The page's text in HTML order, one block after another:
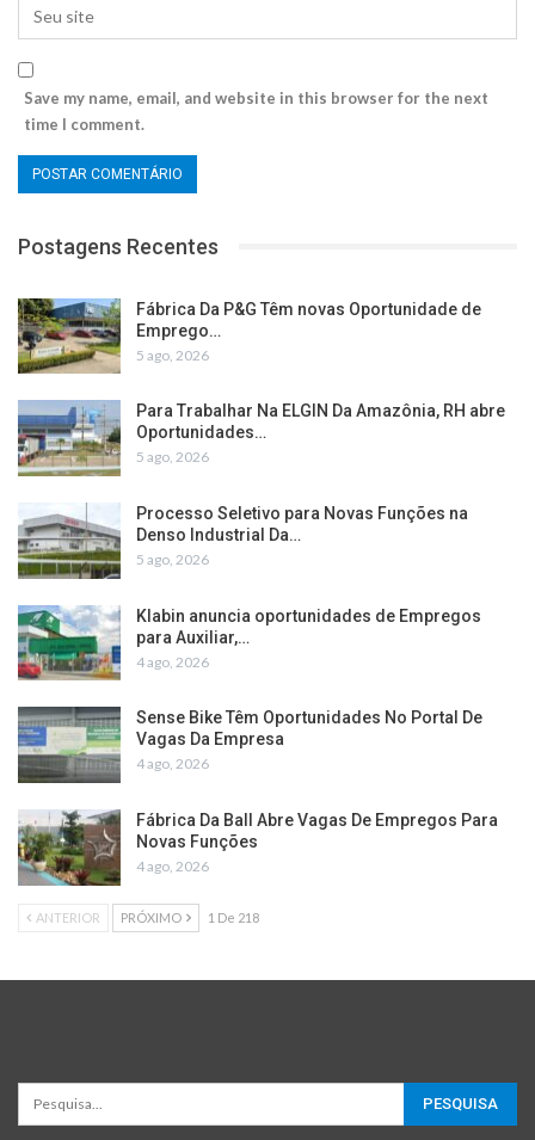
Save my name, email, and website in this browser for the next
time I comment.
Postagens Recentes
Fábrica Da P&G Têm novas Oportunidade de
Emprego…
5 ago, 2026
Para Trabalhar Na ELGIN Da Amazônia, RH abre
Oportunidades…
5 ago, 2026
Processo Seletivo para Novas Funções na
Denso Industrial Da…
5 ago, 2026
Klabin anuncia oportunidades de Empregos
para Auxiliar,…
4 ago, 2026
Sense Bike Têm Oportunidades No Portal De
Vagas Da Empresa
4 ago, 2026
Fábrica Da Ball Abre Vagas De Empregos Para
Novas Funções
4 ago, 2026
ANTERIOR PRÓXIMO 1 De 218